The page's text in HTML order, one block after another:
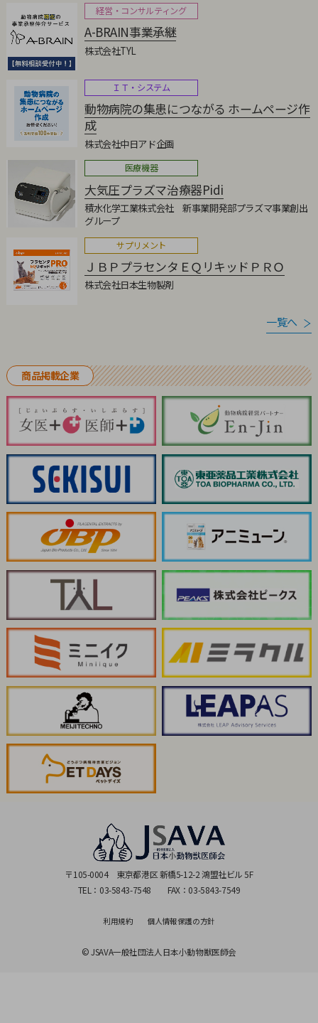
経営・コンサルティング
A-BRAIN事業承継
株式会社TYL
ＩＴ・システム
動物病院の集患につながる ホームページ作
成
株式会社中日アド企画
医療機器
大気圧プラズマ治療器Pidi
積水化学工業株式会社 新事業開発部プラズマ事業創出
グループ
サプリメント
ＪＢＰプラセンタＥＱリキッドＰＲＯ
株式会社日本生物製剤
一覧へ
商品掲載企業
〒105-0004 東京都港区 新橋5-12-2 鴻盟社ビル 5F
TEL： 03-5843-7548 FAX：03-5843-7549
利用規約 個人情報保護の方針
© JSAVA一般社団法人日本小動物獣医師会